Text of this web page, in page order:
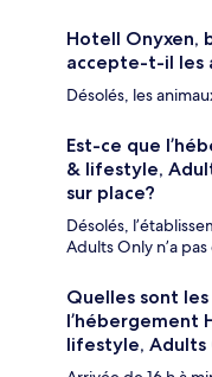
Hotell Onyxen,
accepte-t-il les
Désolés, les
Est-ce que
& lifestyle,
sur place?
Désolés,
Adults Only n’a
Quelles sont
l’hébergement
lifestyle, Adults